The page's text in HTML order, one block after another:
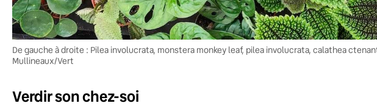
De gauche à droite : Pilea involucrata, monstera monkey leaf, pilea involucrata, calathea
Mullineaux/Vert
Verdir son chez-soi